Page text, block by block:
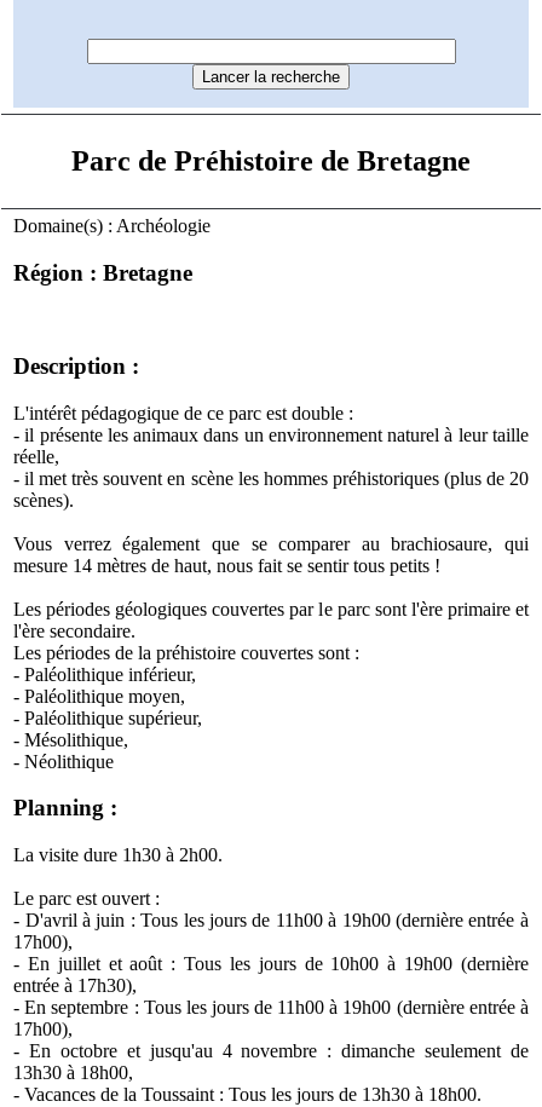
Parc de Préhistoire de Bretagne
Domaine(s) : Archéologie
Région : Bretagne
Description :
L'intérêt pédagogique de ce parc est double :
- il présente les animaux dans un environnement naturel à leur taille
réelle,
- il met très souvent en scène les hommes préhistoriques (plus de 20
scènes).
Vous verrez également que se comparer au brachiosaure, qui
mesure 14 mètres de haut, nous fait se sentir tous petits !
Les périodes géologiques couvertes par le parc sont l'ère primaire et
l'ère secondaire.
Les périodes de la préhistoire couvertes sont :
- Paléolithique inférieur,
- Paléolithique moyen,
- Paléolithique supérieur,
- Mésolithique,
- Néolithique
Planning :
La visite dure 1h30 à 2h00.
Le parc est ouvert :
- D'avril à juin : Tous les jours de 11h00 à 19h00 (dernière entrée à
17h00),
- En juillet et août : Tous les jours de 10h00 à 19h00 (dernière
entrée à 17h30),
- En septembre : Tous les jours de 11h00 à 19h00 (dernière entrée à
17h00),
- En octobre et jusqu'au 4 novembre : dimanche seulement de
13h30 à 18h00,
- Vacances de la Toussaint : Tous les jours de 13h30 à 18h00.